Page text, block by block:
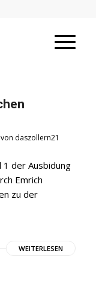
von daszollern21
der Ausbidung
Emrich
zu der
WEITERLESEN